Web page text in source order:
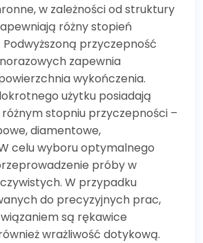
w zależności od struktury
różny stopień
przyczepność
zapewnia
wykończenia.
użytku posiadają
stopniu przyczepności –
diamentowe,
celu wyboru optymalnego
próby w
W przypadku
do precyzyjnych prac,
są rękawice
wrażliwość dotykową.